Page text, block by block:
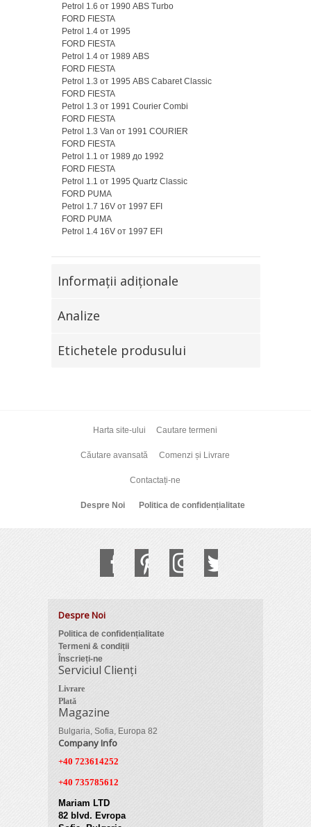
Petrol 1.6 от 1990 ABS Turbo
FORD FIESTA
Petrol 1.4 от 1995
FORD FIESTA
Petrol 1.4 от 1989 ABS
FORD FIESTA
Petrol 1.3 от 1995 ABS Cabaret Classic
FORD FIESTA
Petrol 1.3 от 1991 Courier Combi
FORD FIESTA
Petrol 1.3 Van от 1991 COURIER
FORD FIESTA
Petrol 1.1 от 1989 до 1992
FORD FIESTA
Petrol 1.1 от 1995 Quartz Classic
FORD PUMA
Petrol 1.7 16V от 1997 EFI
FORD PUMA
Petrol 1.4 16V от 1997 EFI
Informaţii adiţionale
Analize
Etichetele produsului
Harta site-ului Cautare termeni
Căutare avansată Comenzi și Livrare
Contactați-ne
Despre Noi Politica de confidențialitate
Despre Noi
Politica de confidențialitate
Termeni & condiții
Înscrieți-ne
Serviciul Clienți
Livrare
Plată
Magazine
Bulgaria, Sofia, Europa 82
Company Info
+40 723614252
+40 735785612
Mariam LTD
82 blvd. Evropa